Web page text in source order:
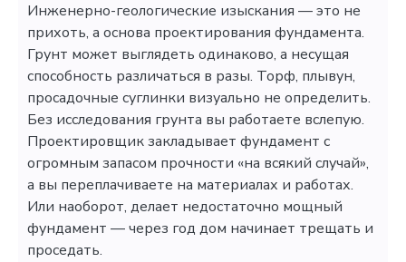
Инженерно-геологические изыскания — это не
прихоть, а основа проектирования фундамента.
Грунт может выглядеть одинаково, а несущая
способность различаться в разы. Торф, плывун,
просадочные суглинки визуально не определить.
Без исследования грунта вы работаете вслепую.
Проектировщик закладывает фундамент с
огромным запасом прочности «на всякий случай»,
а вы переплачиваете на материалах и работах.
Или наоборот, делает недостаточно мощный
фундамент — через год дом начинает трещать и
проседать.